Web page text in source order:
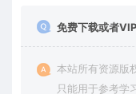
免费下载或者
本站所有资源版
只能用于参考学